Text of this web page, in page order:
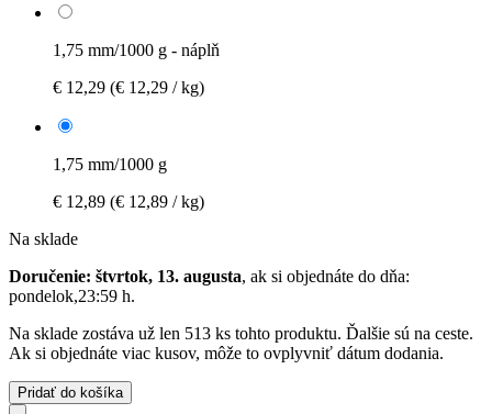
1,75 mm/1000 g - náplň
€ 12,29 (€ 12,29 / kg)
1,75 mm/1000 g
€ 12,89 (€ 12,89 / kg)
Na sklade
Doručenie: štvrtok, 13. augusta, ak si objednáte do dňa:
pondelok,23:59 h.
Na sklade zostáva už len 513 ks tohto produktu. Ďalšie sú na ceste.
Ak si objednáte viac kusov, môže to ovplyvniť dátum dodania.
Pridať do košíka